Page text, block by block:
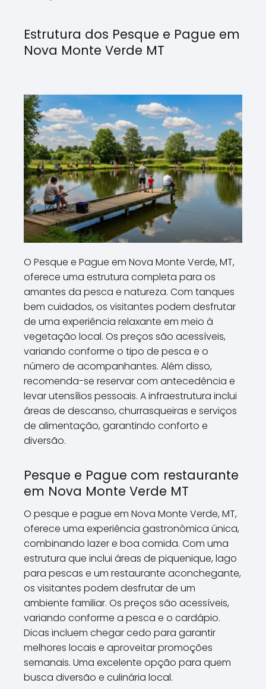
Estrutura dos Pesque e Pague em
Nova Monte Verde MT
O Pesque e Pague em Nova Monte Verde, MT,
oferece uma estrutura completa para os
amantes da pesca e natureza. Com tanques
bem cuidados, os visitantes podem desfrutar
de uma experiência relaxante em meio à
vegetação local. Os preços são acessíveis,
variando conforme o tipo de pesca e o
número de acompanhantes. Além disso,
recomenda-se reservar com antecedência e
levar utensílios pessoais. A infraestrutura inclui
áreas de descanso, churrasqueiras e serviços
de alimentação, garantindo conforto e
diversão.
Pesque e Pague com restaurante
em Nova Monte Verde MT
O pesque e pague em Nova Monte Verde, MT,
oferece uma experiência gastronômica única,
combinando lazer e boa comida. Com uma
estrutura que inclui áreas de piquenique, lago
para pescas e um restaurante aconchegante,
os visitantes podem desfrutar de um
ambiente familiar. Os preços são acessíveis,
variando conforme a pesca e o cardápio.
Dicas incluem chegar cedo para garantir
melhores locais e aproveitar promoções
semanais. Uma excelente opção para quem
busca diversão e culinária local.